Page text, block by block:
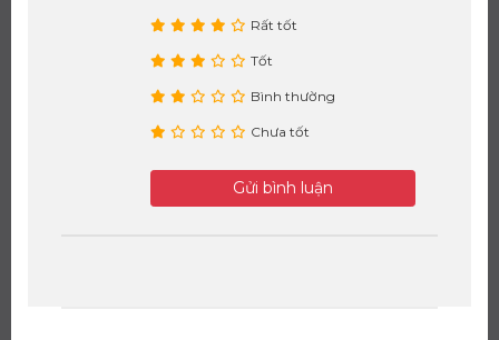
Rất tốt
Tốt
Bình thường
Chưa tốt
Gửi bình luận